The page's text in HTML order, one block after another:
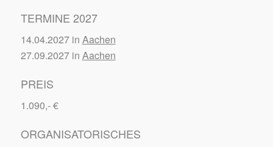
TERMINE 2027
14.04.2027 in Aachen
27.09.2027 in Aachen
PREIS
1.090,- €
ORGANISATORISCHES